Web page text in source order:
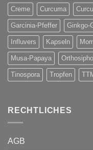
Creme Curcuma
Garcinia-Pfeffer Ginkgo-
Influvers Kapseln
Musa-Papaya
Tinospora Tropfen
RECHTLICHES
AGB